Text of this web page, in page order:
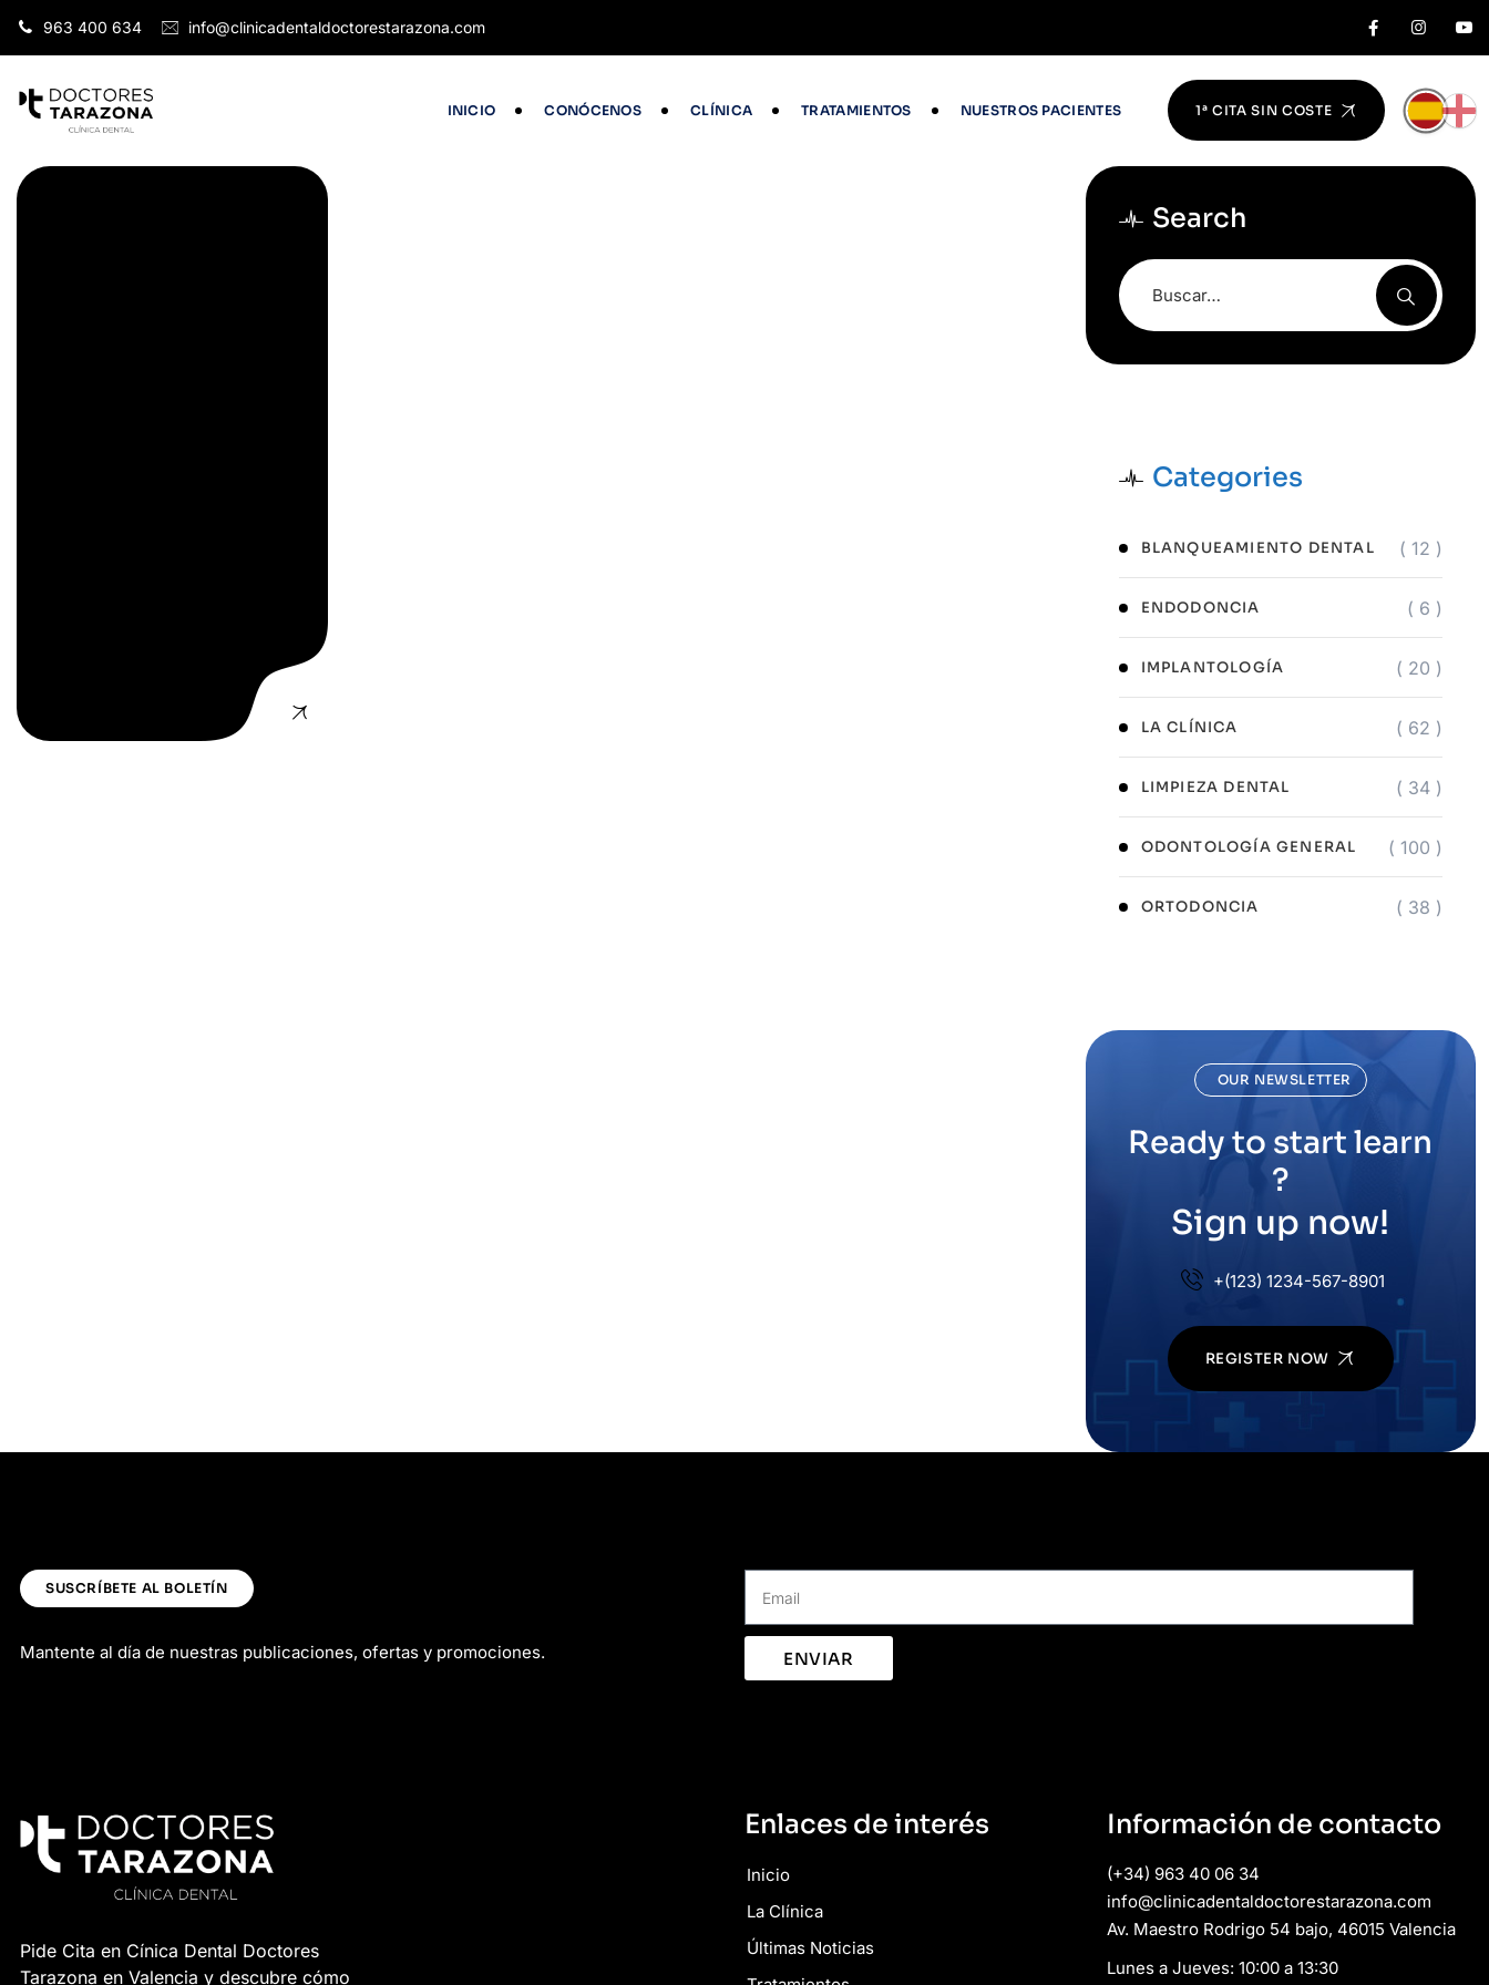
963 400 634 info@clinicadentaldoctorestarazona.com
INICIO CONÓCENOS CLÍNICA TRATAMIENTOS NUESTROS PACIENTES 1ª CITA SIN COSTE
Search
Categories
BLANQUEAMIENTO DENTAL ( 12 )
ENDODONCIA ( 6 )
IMPLANTOLOGÍA ( 20 )
LA CLÍNICA ( 62 )
LIMPIEZA DENTAL ( 34 )
ODONTOLOGÍA GENERAL ( 100 )
ORTODONCIA ( 38 )
OUR NEWSLETTER
Ready to start learn
?
Sign up now!
+(123) 1234-567-8901
REGISTER NOW
SUSCRÍBETE AL BOLETÍN
Mantente al día de nuestras publicaciones, ofertas y promociones. ENVIAR
Pide Cita en Cínica Dental Doctores
Tarazona en Valencia y descubre cómo
Enlaces de interés
Inicio
La Clínica
Últimas Noticias
Información de contacto
(+34) 963 40 06 34
info@clinicadentaldoctorestarazona.com
Av. Maestro Rodrigo 54 bajo, 46015 Valencia
Lunes a Jueves: 10:00 a 13:30